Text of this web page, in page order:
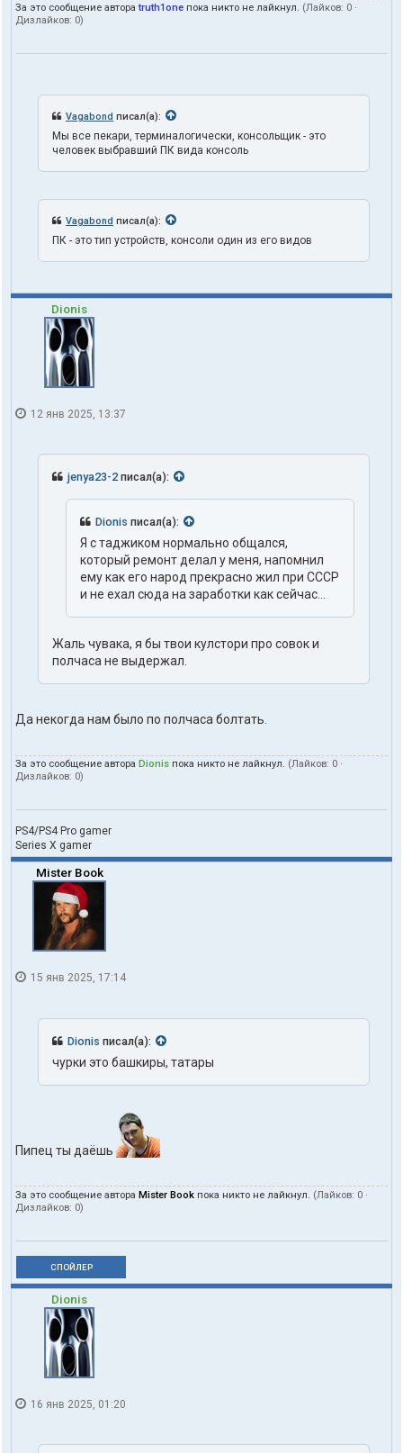
п
ь
в
т
е
л
r
t
h
e
За это сообщение автораtruth1one пока никто не лайкнул. (Лайков: 0 ·
Дизлайков: 0)
Vagabond писал(а):
Мы все пекари, терминалогически, консольщик - это
человек выбравший ПК вида консоль
Vagabond писал(а):
ПК - это тип устройств, консоли один из его видов
Dionis
12 янв 2025, 13:37
jenya23-2писал(а):
Dionis писал(а):
Я с таджиком нормально общался,
который ремонт делал у меня, напомнил
ему как его народ прекрасно жил при СССР
и не ехал сюда на заработки как сейчас...
Жаль чувака, я бы твои кулстори про совок и
полчаса не выдержал.
Да некогда нам было по полчаса болтать.
За это сообщение автора Dionis пока никто не лайкнул. (Лайков: 0 ·
Дизлайков: 0)
PS4/PS4 Pro gamer
Series X gamer
Mister Book
15 янв 2025, 17:14
Dionis писал(а):
чурки это башкиры, татары
Пипец ты даёшь
За это сообщение автора Mister Book пока никто не лайкнул. (Лайков: 0 ·
Дизлайков: 0)
СПОЙЛЕР
Dionis
16 янв 2025, 01:20